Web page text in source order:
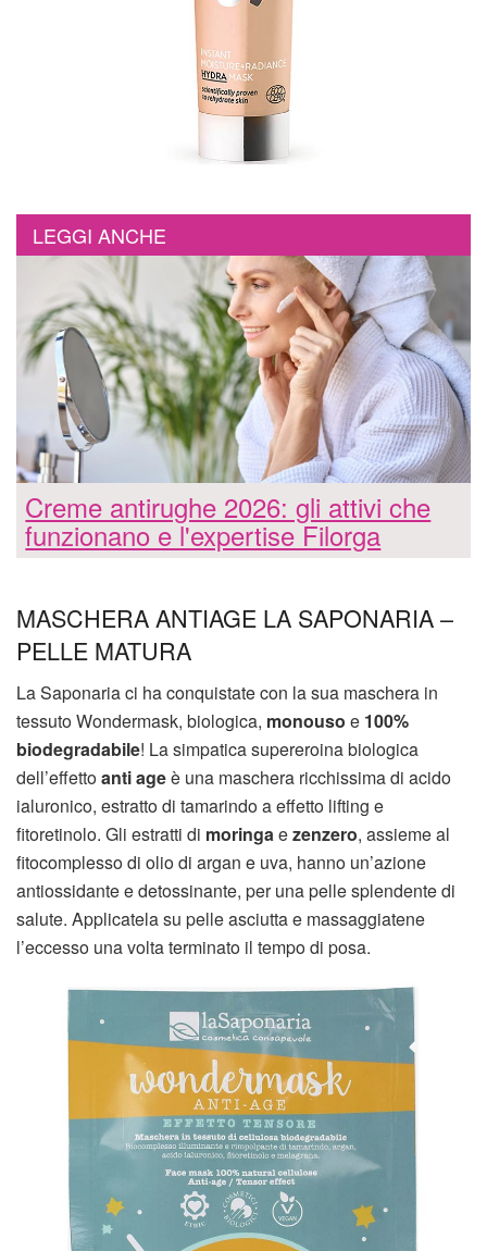
LEGGI ANCHE
Creme antirughe 2026: gli attivi che
funzionano e l'expertise Filorga
MASCHERA ANTIAGE LA SAPONARIA –
PELLE MATURA
La Saponaria ci ha conquistate con la sua maschera in
tessuto Wondermask, biologica, monouso e 100%
biodegradabile! La simpatica supereroina biologica
dell’effettoanti ageè una maschera ricchissima di acido
ialuronico, estratto di tamarindo a effetto lifting e
fitoretinolo. Gli estratti di moringaezenzero, assieme al
fitocomplesso di olio di argan e uva, hanno un’azione
antiossidante e detossinante, per una pelle splendente di
salute. Applicatela su pelle asciutta e massaggiatene
l’eccesso una volta terminato il tempo di posa.